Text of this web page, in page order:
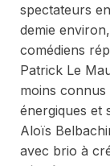
spectateurs
demie
comédiens
Patrick Le
moins
énergiques et
Aloïs
avec brio à